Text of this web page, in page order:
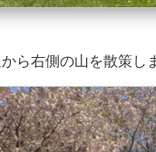
ら右側の山を散策し